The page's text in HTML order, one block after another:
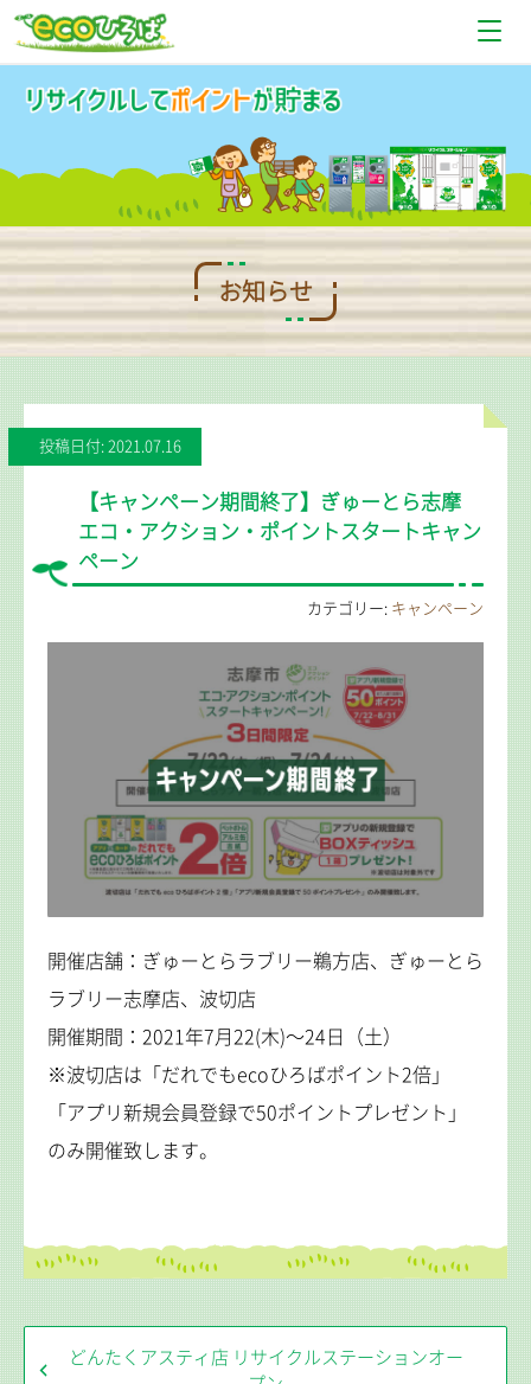
使い方
お問い合わせ
お知らせ
投稿日付: 2021.07.16
【キャンペーン期間終了】ぎゅーとら志摩
エコ・アクション・ポイントスタートキャン
ペーン
カテゴリー: キャンペーン
開催店舗：ぎゅーとらラブリー鵜方店、ぎゅーとら
ラブリー志摩店、波切店
開催期間：2021年7月22(木)～24日（土）
※波切店は「だれでもecoひろばポイント2倍」
「アプリ新規会員登録で50ポイントプレゼント」
のみ開催致します。
どんたくアスティ店 リサイクルステーションオー